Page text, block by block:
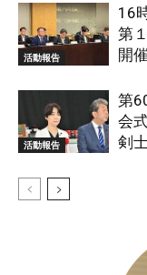
活動報告
16
第
開催
活動報告
第
会
剣